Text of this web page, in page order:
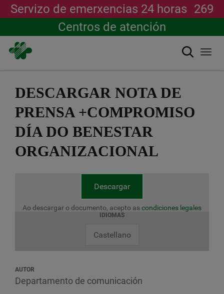
contido
Servizo de emerxencias 24 horas 269
Centros de atención
Buscar
DESCARGAR NOTA DE
PRENSA +COMPROMISO
DÍA DO BENESTAR
ORGANIZACIONAL
Descargar
Ao descargar o documento, acepto ascondiciones legales
IDIOMAS
Castellano
AUTOR
Departamento de comunicación